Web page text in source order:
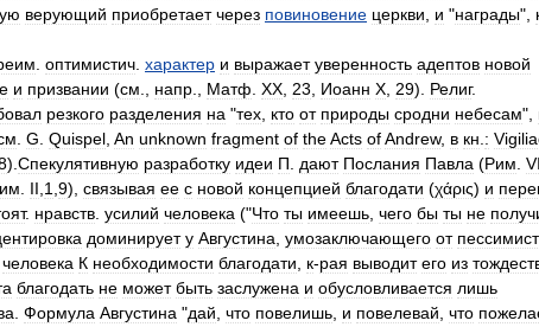
верующий приобретает через повиновение церкви и "награды",
оптимистич характер и выражает уверенность адептов новой
и призвании (см напр Матф XX 23 Иоанн X 29). Религ.
резкого разделения на "тех кто от природы сродни небесам",
G Quispel An unknown fragment of theActs ofAndrew, в кн :
). Спекулятивную разработку идеи П дают Послания Павла (Рим
II 1 9), связывая ее с новой концепцией благодати (χάρις) и
. нравств усилий человека ("Что ты имеешь чего бы ты не
доминирует у Августина умозаключающего от
человека К необходимости благодати к-рая выводит его из
благодать не может быть заслужена и обусловливается лишь
Формула Августина "дай что повелишь и повелевай что